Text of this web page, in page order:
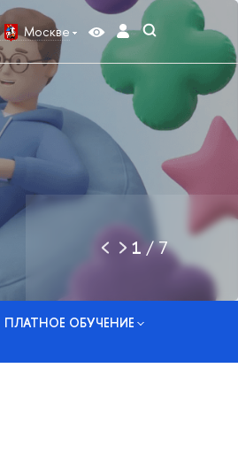
Москве
1 /7
ПЛАТНОЕ ОБУЧЕНИЕ